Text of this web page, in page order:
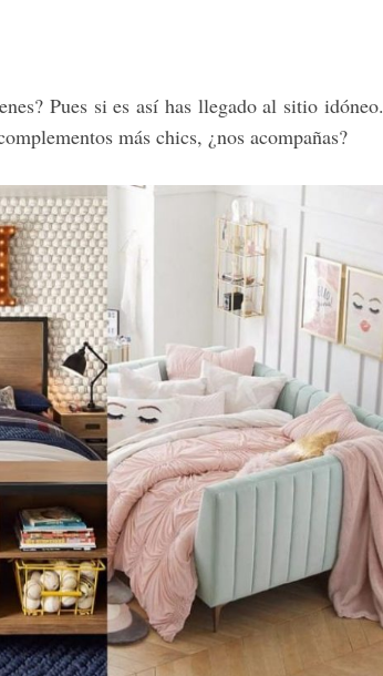
Pues si es así has llegado al sitio idóneo.
más chics, ¿nos acompañas?